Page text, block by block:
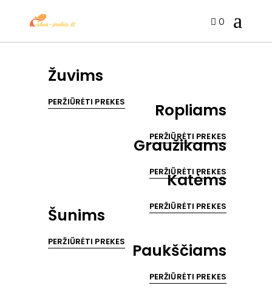
0
Žuvims
PERŽIŪRĖTI PREKES Ropliams
PERŽIŪRĖTI PREKES
Graužikams
PERŽIŪRĖTI PREKES
Katėms
PERŽIŪRĖTI PREKES
Šunims
PERŽIŪRĖTI PREKES Paukščiams
PERŽIŪRĖTI PREKES